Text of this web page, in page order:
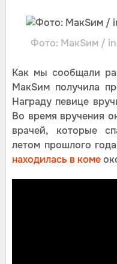
Фото: МакSим /
Как мы сообщали
МакSим получила
Награду певице
Во время вручения
врачей, которые
летом прошлого
находилась в коме